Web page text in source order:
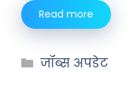
Read more
जॉब्स अपडेट